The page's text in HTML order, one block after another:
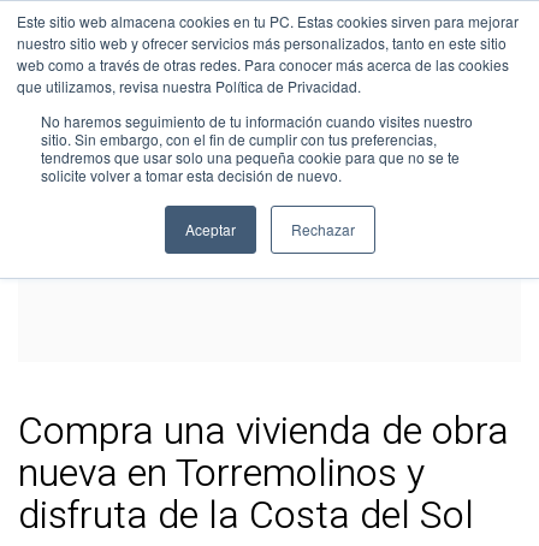
Este sitio web almacena cookies en tu PC. Estas cookies sirven para mejorar
nuestro sitio web y ofrecer servicios más personalizados, tanto en este sitio
web como a través de otras redes. Para conocer más acerca de las cookies
que utilizamos, revisa nuestra Política de Privacidad.
No haremos seguimiento de tu información cuando visites nuestro
sitio. Sin embargo, con el fin de cumplir con tus preferencias,
tendremos que usar solo una pequeña cookie para que no se te
solicite volver a tomar esta decisión de nuevo.
Aceptar Rechazar
Compra una vivienda de obra
nueva en Torremolinos y
disfruta de la Costa del Sol